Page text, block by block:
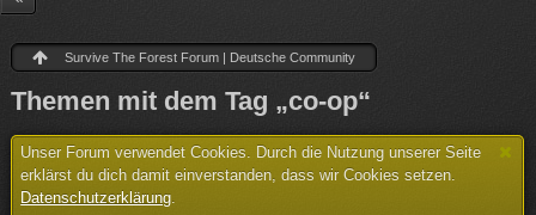
Survive The Forest Forum | Deutsche Community
Themen mit dem Tag „co-op“
Unser Forum verwendet Cookies. Durch die Nutzung unserer Seite
erklärst du dich damit einverstanden, dass wir Cookies setzen.
Datenschutzerklärung.